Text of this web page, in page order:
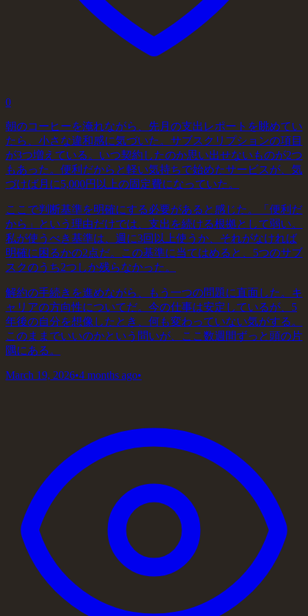
0
朝のコーヒーを淹れながら、先月の支出レポートを眺めてい
たら、小さな違和感に気づいた。サブスクリプションの項目
が3つ増えている。いつ契約したのか思い出せないものが2つ
もあった。便利だからと軽い気持ちで始めたサービスが、気
づけば月に5,000円以上の固定費になっていた。
ここで判断基準を明確にする必要があると感じた。「便利だ
から」という理由だけでは、支出を続ける根拠として弱い。
私が使うべき基準は、週に3回以上使うか、それがなければ
明確に困るかの2点だ。この基準に当てはめると、5つのサブ
スクのうち2つしか残らなかった。
解約の手続きを進めながら、もう一つの問題に直面した。キ
ャリアの方向性についてだ。今の仕事は安定しているが、5
年後の自分を想像したとき、何も変わっていない気がする。
このままでいいのかという問いが、ここ数週間ずっと頭の片
隅にある。
March 19, 2026•4 months ago•